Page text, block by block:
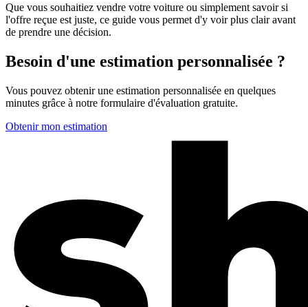
Que vous souhaitiez vendre votre voiture ou simplement savoir si
l'offre reçue est juste, ce guide vous permet d'y voir plus clair avant
de prendre une décision.
Besoin d'une estimation personnalisée ?
Vous pouvez obtenir une estimation personnalisée en quelques
minutes grâce à notre formulaire d'évaluation gratuite.
Obtenir mon estimation